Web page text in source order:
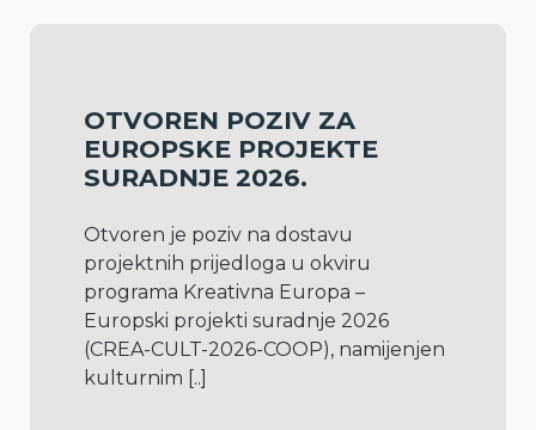
OTVOREN POZIV ZA
EUROPSKE PROJEKTE
SURADNJE 2026.
Otvoren je poziv na dostavu
projektnih prijedloga u okviru
programa Kreativna Europa –
Europski projekti suradnje 2026
(CREA-CULT-2026-COOP), namijenjen
kulturnim [..]